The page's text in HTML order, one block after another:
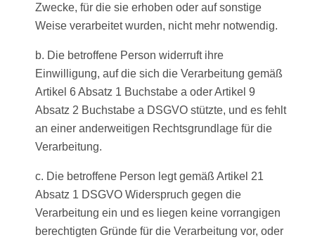
Zwecke, für die sie erhoben oder auf sonstige
Weise verarbeitet wurden, nicht mehr notwendig.
b. Die betroffene Person widerruft ihre
Einwilligung, auf die sich die Verarbeitung gemäß
Artikel 6 Absatz 1 Buchstabe a oder Artikel 9
Absatz 2 Buchstabe a DSGVO stützte, und es fehlt
an einer anderweitigen Rechtsgrundlage für die
Verarbeitung.
c. Die betroffene Person legt gemäß Artikel 21
Absatz 1 DSGVO Widerspruch gegen die
Verarbeitung ein und es liegen keine vorrangigen
berechtigten Gründe für die Verarbeitung vor, oder